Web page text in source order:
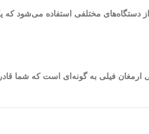
رنگ بندی و طراحی فرش ماشینی ارمغان فیلی به